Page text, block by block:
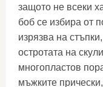
защото не всеки
боб се избира от
изрязва на
остротата на
многопластов
мъжките